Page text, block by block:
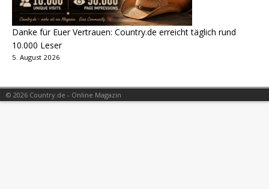
Danke für Euer Vertrauen: Country.de erreicht täglich rund
10.000 Leser
5. August 2026
© 2026 Country.de - Online Magazin